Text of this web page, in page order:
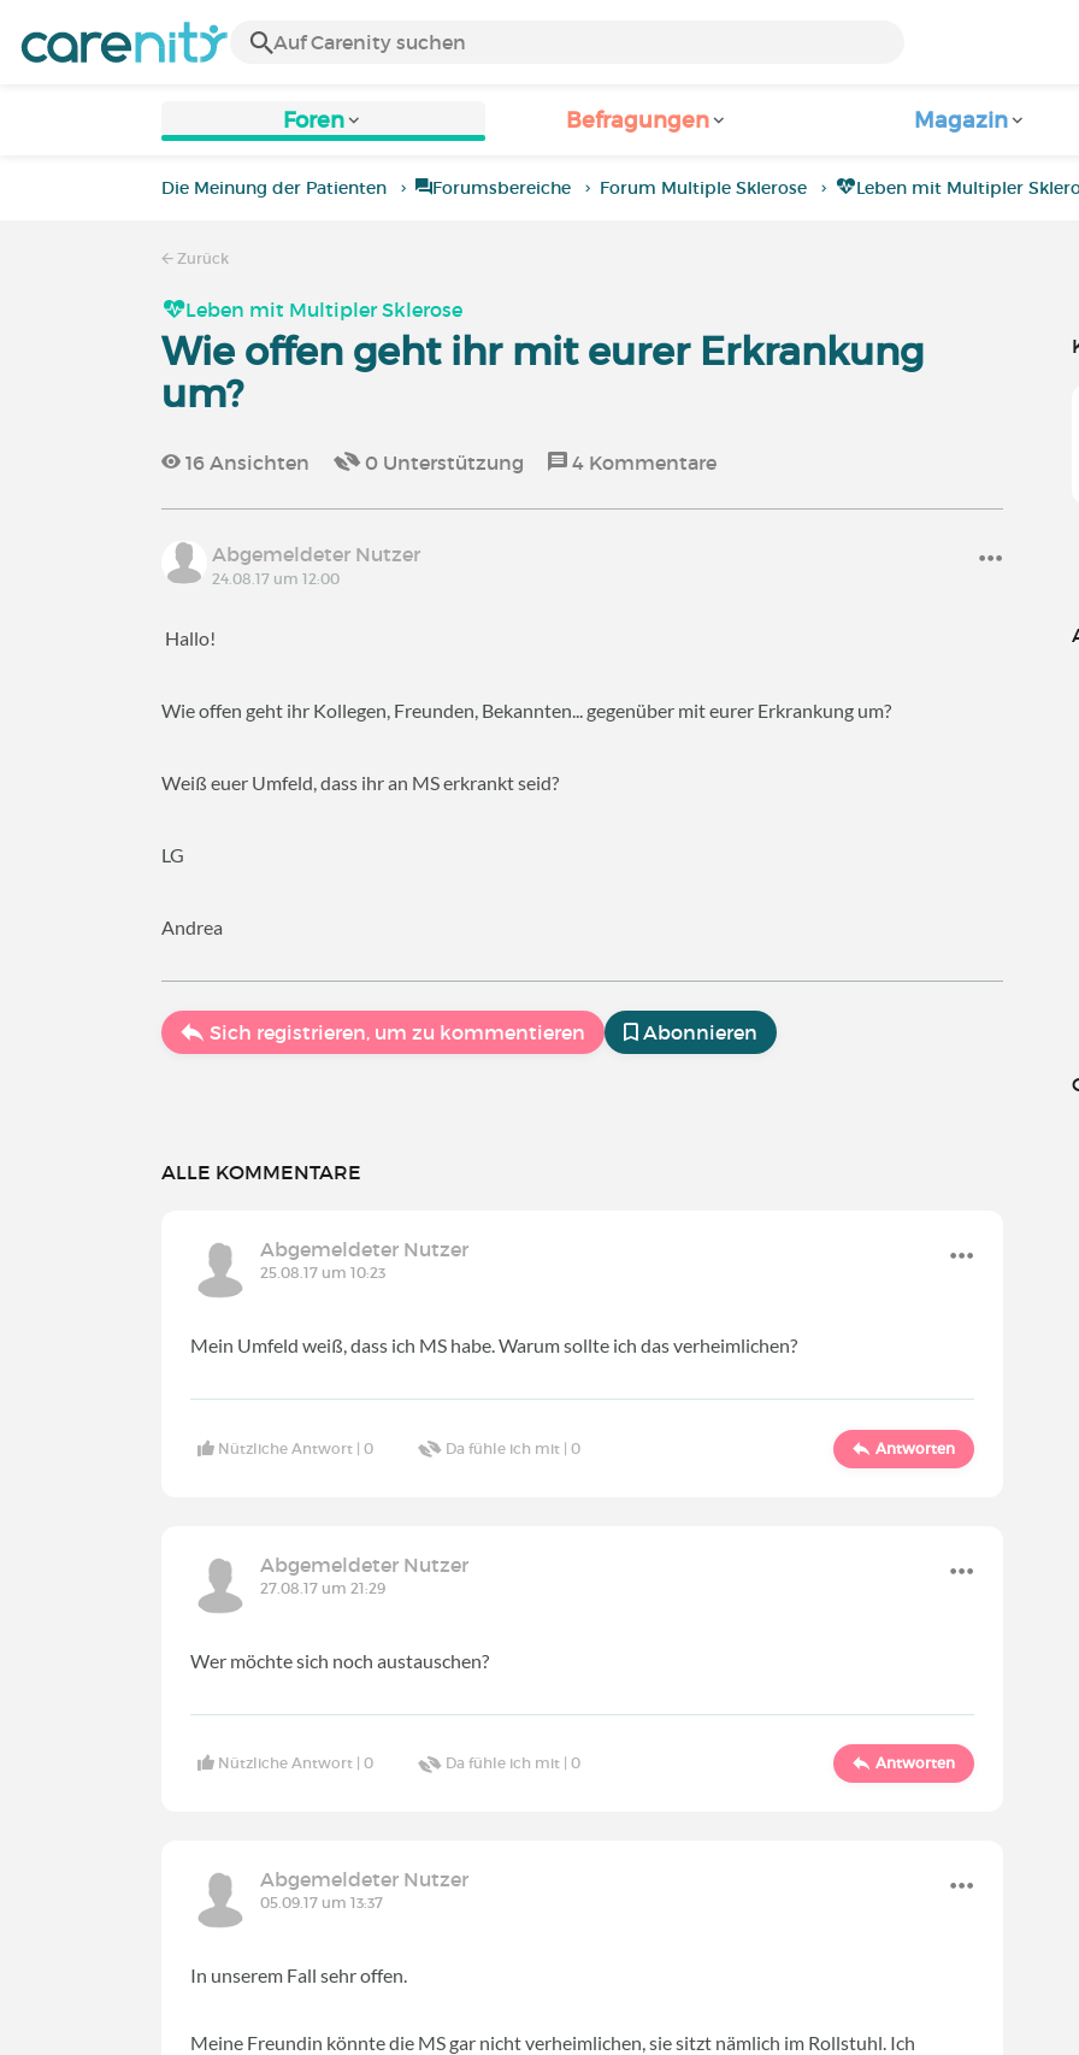
Foren Befragungen Magazin
Die Meinung der Patienten Forumsbereiche Forum Multiple Sklerose Leben mit Multipler
Zurück
Leben mit Multipler Sklerose
Wie offen geht ihr mit eurer Erkrankung
um?
16 Ansichten 0 Unterstützung 4 Kommentare
Abgemeldeter Nutzer
24.08.17 um 12:00
Hallo!
Wie offen geht ihr Kollegen, Freunden, Bekannten... gegenüber mit eurer Erkrankung um?
Weiß euer Umfeld, dass ihr an MS erkrankt seid?
LG
Andrea
Sich registrieren, um zu kommentieren Abonnieren
ALLE KOMMENTARE
Abgemeldeter Nutzer
25.08.17 um 10:23
Mein Umfeld weiß, dass ich MS habe. Warum sollte ich das verheimlichen?
Nützliche Antwort |0 Da fühle ich mit |0 Antworten
Abgemeldeter Nutzer
27.08.17 um 21:29
Wer möchte sich noch austauschen?
Nützliche Antwort |0 Da fühle ich mit |0 Antworten
Abgemeldeter Nutzer
05.09.17 um 13:37
In unserem Fall sehr offen.
Meine Freundin könnte die MS gar nicht verheimlichen, sie sitzt nämlich im Rollstuhl. Ich